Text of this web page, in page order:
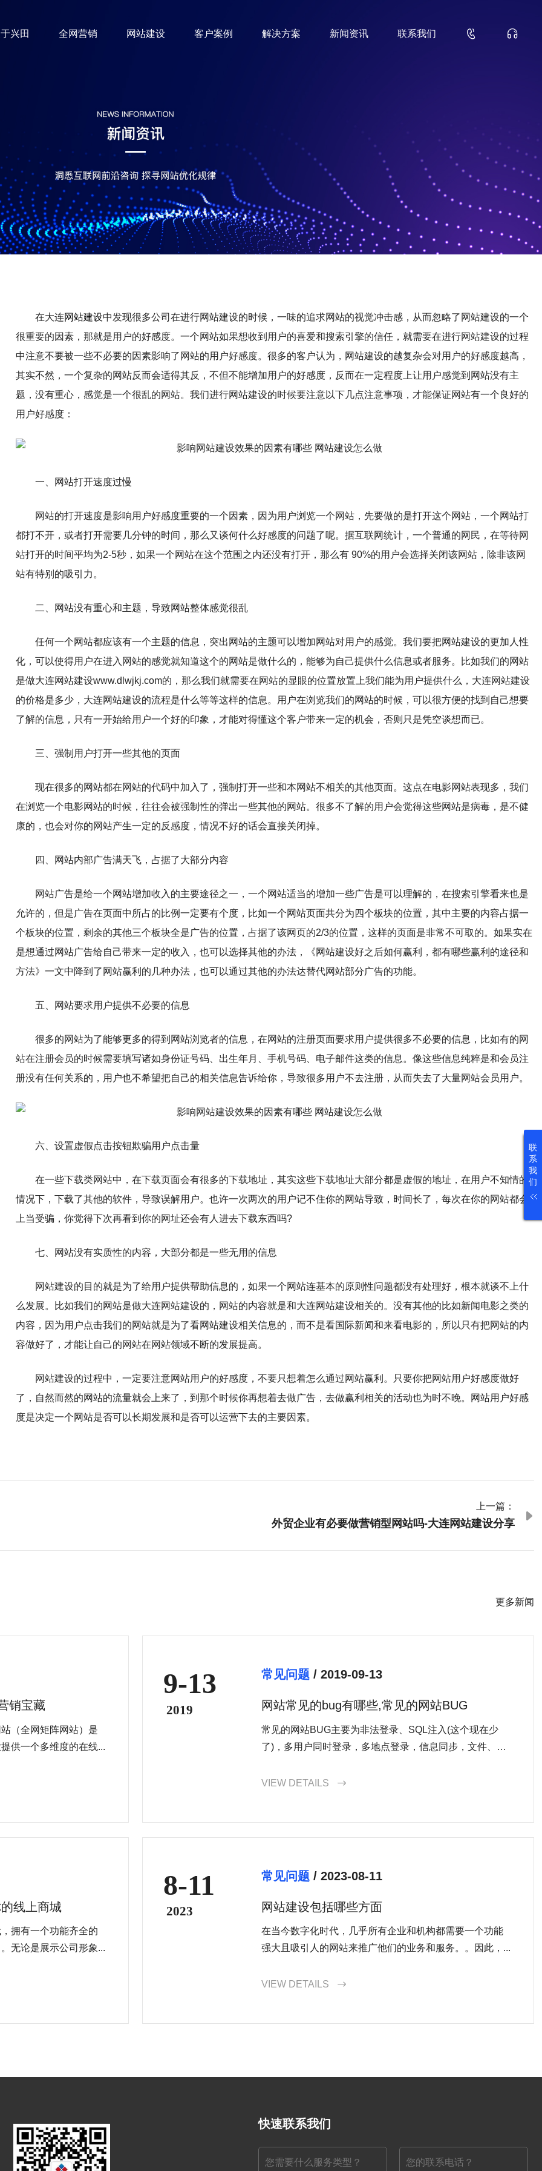
兴田 全网营销 网站建设 客户案例 解决方案 新闻资讯 联系我们  
联
系
我
们
在大连网站建设中发现很多公司在进行网站建设的时候，一味的追求网站的视觉冲击感，从而忽略了网站建设的一个
很重要的因素，那就是用户的好感度。一个网站如果想收到用户的喜爱和搜索引擎的信任，就需要在进行网站建设的过程
中注意不要被一些不必要的因素影响了网站的用户好感度。很多的客户认为，网站建设的越复杂会对用户的好感度越高，
其实不然，一个复杂的网站反而会适得其反，不但不能增加用户的好感度，反而在一定程度上让用户感觉到网站没有主
题，没有重心，感觉是一个很乱的网站。我们进行网站建设的时候要注意以下几点注意事项，才能保证网站有一个良好的
用户好感度：
一、网站打开速度过慢
网站的打开速度是影响用户好感度重要的一个因素，因为用户浏览一个网站，先要做的是打开这个网站，一个网站打
都打不开，或者打开需要几分钟的时间，那么又谈何什么好感度的问题了呢。据互联网统计，一个普通的网民，在等待网
站打开的时间平均为2-5秒，如果一个网站在这个范围之内还没有打开，那么有 90%的用户会选择关闭该网站，除非该网
站有特别的吸引力。
二、网站没有重心和主题，导致网站整体感觉很乱
任何一个网站都应该有一个主题的信息，突出网站的主题可以增加网站对用户的感觉。我们要把网站建设的更加人性
化，可以使得用户在进入网站的感觉就知道这个的网站是做什么的，能够为自己提供什么信息或者服务。比如我们的网站
是做大连网站建设www.dlwjkj.com的，那么我们就需要在网站的显眼的位置放置上我们能为用户提供什么，大连网站建设
的价格是多少，大连网站建设的流程是什么等等这样的信息。用户在浏览我们的网站的时候，可以很方便的找到自己想要
了解的信息，只有一开始给用户一个好的印象，才能对得懂这个客户带来一定的机会，否则只是凭空谈想而已。
三、强制用户打开一些其他的页面
现在很多的网站都在网站的代码中加入了，强制打开一些和本网站不相关的其他页面。这点在电影网站表现多，我们
在浏览一个电影网站的时候，往往会被强制性的弹出一些其他的网站。很多不了解的用户会觉得这些网站是病毒，是不健
康的，也会对你的网站产生一定的反感度，情况不好的话会直接关闭掉。
四、网站内部广告满天飞，占据了大部分内容
网站广告是给一个网站增加收入的主要途径之一，一个网站适当的增加一些广告是可以理解的，在搜索引擎看来也是
允许的，但是广告在页面中所占的比例一定要有个度，比如一个网站页面共分为四个板块的位置，其中主要的内容占据一
个板块的位置，剩余的其他三个板块全是广告的位置，占据了该网页的2/3的位置，这样的页面是非常不可取的。如果实在
是想通过网站广告给自己带来一定的收入，也可以选择其他的办法，《网站建设好之后如何赢利，都有哪些赢利的途径和
方法》一文中降到了网站赢利的几种办法，也可以通过其他的办法达替代网站部分广告的功能。
五、网站要求用户提供不必要的信息
很多的网站为了能够更多的得到网站浏览者的信息，在网站的注册页面要求用户提供很多不必要的信息，比如有的网
站在注册会员的时候需要填写诸如身份证号码、出生年月、手机号码、电子邮件这类的信息。像这些信息纯粹是和会员注
册没有任何关系的，用户也不希望把自己的相关信息告诉给你，导致很多用户不去注册，从而失去了大量网站会员用户。
六、设置虚假点击按钮欺骗用户点击量
在一些下载类网站中，在下载页面会有很多的下载地址，其实这些下载地址大部分都是虚假的地址，在用户不知情的
情况下，下载了其他的软件，导致误解用户。也许一次两次的用户记不住你的网站导致，时间长了，每次在你的网站都会
上当受骗，你觉得下次再看到你的网址还会有人进去下载东西吗?
七、网站没有实质性的内容，大部分都是一些无用的信息
网站建设的目的就是为了给用户提供帮助信息的，如果一个网站连基本的原则性问题都没有处理好，根本就谈不上什
么发展。比如我们的网站是做大连网站建设的，网站的内容就是和大连网站建设相关的。没有其他的比如新闻电影之类的
内容，因为用户点击我们的网站就是为了看网站建设相关信息的，而不是看国际新闻和来看电影的，所以只有把网站的内
容做好了，才能让自己的网站在网站领域不断的发展提高。
网站建设的过程中，一定要注意网站用户的好感度，不要只想着怎么通过网站赢利。只要你把网站用户好感度做好
了，自然而然的网站的流量就会上来了，到那个时候你再想着去做广告，去做赢利相关的活动也为时不晚。网站用户好感
度是决定一个网站是否可以长期发展和是否可以运营下去的主要因素。
上一篇：
外贸企业有必要做营销型网站吗-大连网站建设分享

更多新闻
销宝藏
（全网矩阵网站）是
供一个多维度的在线...
9-13
2019
常见问题 / 2019-09-13
网站常见的bug有哪些,常见的网站BUG
常见的网站BUG主要为非法登录、SQL注入(这个现在少
了)，多用户同时登录，多地点登录，信息同步，文件、图
问量、网络不通畅时的
VIEW DETAILS 
线上商城
拥有一个功能齐全的
无论是展示公司形象...
8-11
2023
常见问题 / 2023-08-11
网站建设包括哪些方面
在当今数字化时代，几乎所有企业和机构都需要一个功能
强大且吸引人的网站来推广他们的业务和服务。。因此，...
VIEW DETAILS 
快速联系我们